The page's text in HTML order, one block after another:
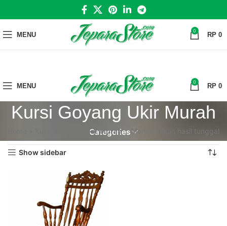
MENU 0 RP 0
MENU 0 RP 0
Kursi Goyang Ukir Murah
Categories
Kursi Goyang Ukir Murah Menampilkan hasil tunggal
Show sidebar